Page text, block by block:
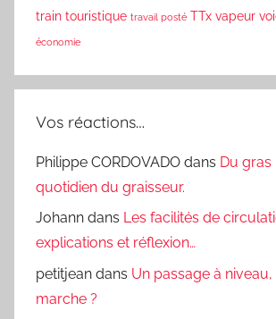
train touristique travail posté TTx vapeur
économie
Vos réactions…
Philippe CORDOVADO dans Du gras
quotidien du graisseur.
Johann dans Les facilités de
explications et réflexion…
petitjean dans Un passage à
marche ?